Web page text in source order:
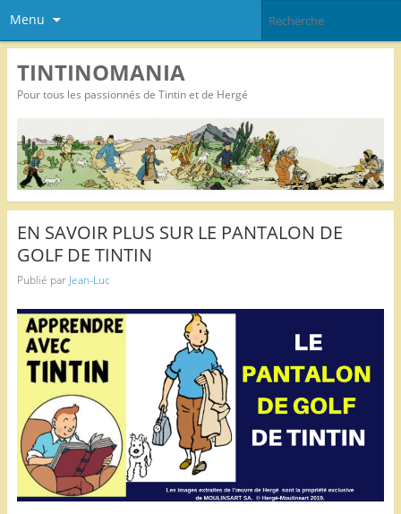
Menu
TINTINOMANIA
Pour tous les passionnés de Tintin et de Hergé
EN SAVOIR PLUS SUR LE PANTALON DE
GOLF DE TINTIN
Publié par Jean-Luc